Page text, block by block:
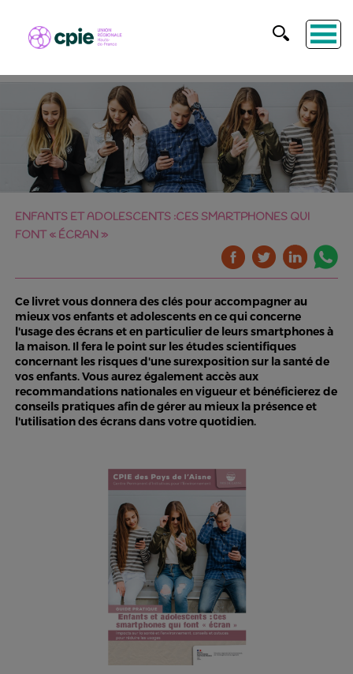
ENFANTS ET ADOLESCENTS :CES SMARTPHONES QUI
FONT « ÉCRAN »
Ce livret vous donnera des clés pour accompagner au
mieux vos enfants et adolescents en ce qui concerne
l'usage des écrans et en particulier de leurs smartphones à
la maison. Il fera le point sur les études scientifiques
concernant les risques d'une surexposition sur la santé de
vos enfants. Vous aurez également accès aux
recommandations nationales en vigueur et bénéficierez de
conseils pratiques afin de gérer au mieux la présence et
l'utilisation des écrans dans votre quotidien.